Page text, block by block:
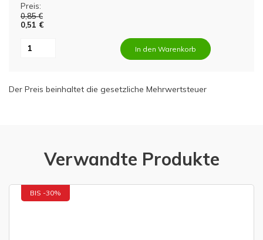
Preis:
0,85 €
0,51 €
In den Warenkorb
Der Preis beinhaltet die gesetzliche Mehrwertsteuer
Verwandte Produkte
BIS -30%